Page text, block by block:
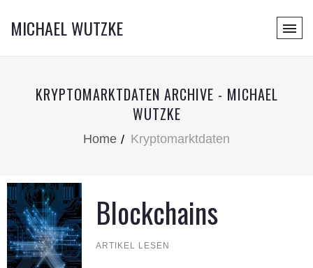
MICHAEL WUTZKE
KRYPTOMARKTDATEN ARCHIVE - MICHAEL
WUTZKE
Home Kryptomarktdaten
Blockchains
ARTIKEL LESEN